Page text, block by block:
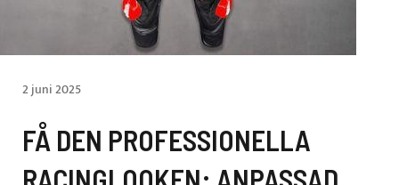
2 juni 2025
FÅ DEN PROFESSIONELLA